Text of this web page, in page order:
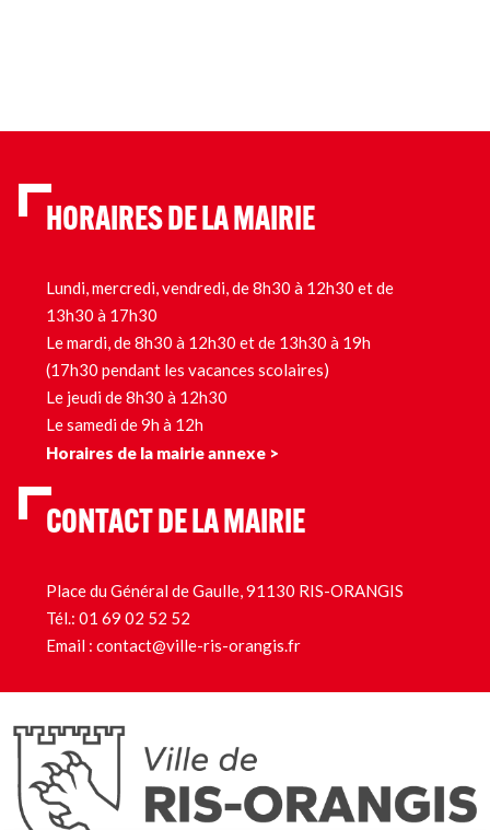
HORAIRES DE LA MAIRIE
Lundi, mercredi, vendredi, de 8h30 à 12h30 et de
13h30 à 17h30
Le mardi, de 8h30 à 12h30 et de 13h30 à 19h
(17h30 pendant les vacances scolaires)
Le jeudi de 8h30 à 12h30
Le samedi de 9h à 12h
Horaires de la mairie annexe >
CONTACT DE LA MAIRIE
Place du Général de Gaulle, 91130 RIS-ORANGIS
Tél.: 01 69 02 52 52
Email : contact@ville-ris-orangis.fr